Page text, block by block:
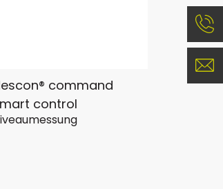
command
control